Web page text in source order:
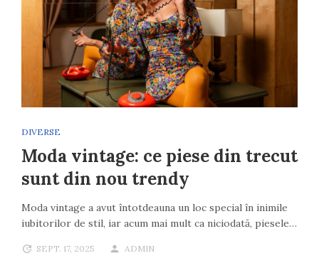
DIVERSE
Moda vintage: ce piese din trecut
sunt din nou trendy
Moda vintage a avut întotdeauna un loc special în inimile
iubitorilor de stil, iar acum mai mult ca niciodată, piesele…
SEPT. 17, 2025 ADMIN